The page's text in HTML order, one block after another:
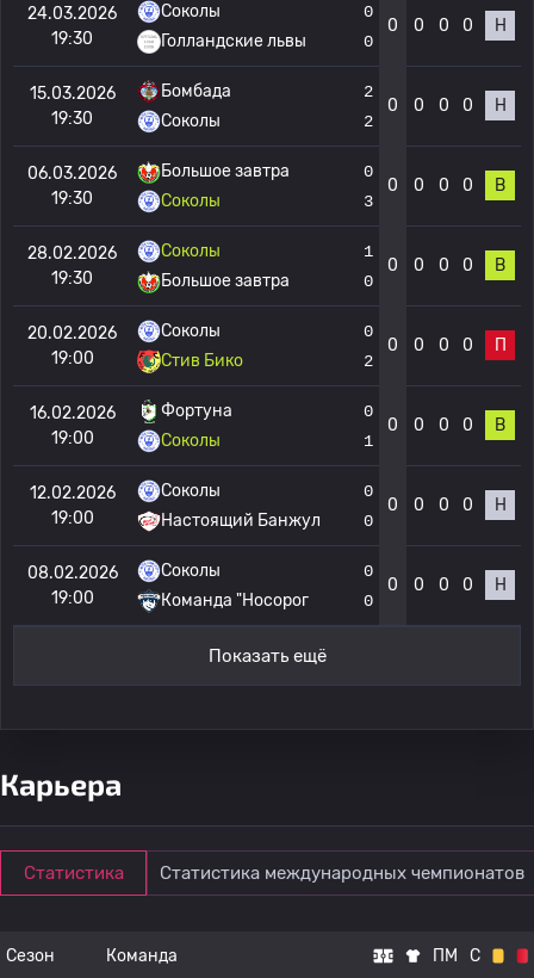
24.03.2026
19:30
Соколы
Голландские львы
0
0
0 0 0 0 Н
15.03.2026
19:30
Бомбада
Соколы
2
2
0 0 0 0 Н
06.03.2026
19:30
Большое завтра
Соколы
0
3
0 0 0 0 В
28.02.2026
19:30
Соколы
Большое завтра
1
0
0 0 0 0 В
20.02.2026
19:00
Соколы
Стив Бико
0
2
0 0 0 0 П
16.02.2026
19:00
Фортуна
Соколы
0
1
0 0 0 0 В
12.02.2026
19:00
Соколы
Настоящий Банжул
0
0
0 0 0 0 Н
08.02.2026
19:00
Соколы
Команда "Носорог
0
0
0 0 0 0 Н
Показать ещё
Карьера
Статистика Статистика международных чемпионатов
Сезон Команда ПМ С